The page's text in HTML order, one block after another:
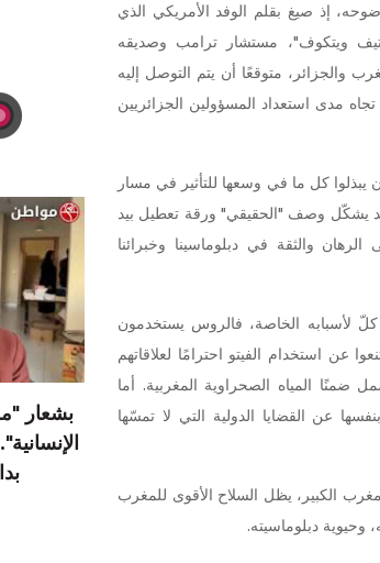
إذ صيغ بقلم الوفد الأمريكي الذي
ويتكوف"، مستشار ترامب وصديقه
متوقعًا أن يتم التوصل إليه
مدى استعداد المسؤولين الجزائريين
كل ما في وسعها للتأثير في مسار
يشكّل وصف "الحقيقي" ورقة تعطيل بيد
والثقة في دبلوماسينا وخبرائنا
لأسبابه الخاصة، فالروس يستخدمون
عن استخدام الفيتو احترامًا لعلاقاتهم
ضمنًا المياه الصحراوية المغربية. أما
عن القضايا الدولية التي لا تمسّها
الكبير، يظل السلاح الأقوى للمغرب
وحيوية دبلوماسيته.
بشعار